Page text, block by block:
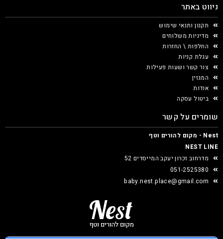
ניווט באתר
תקנון ותנאי שימוש
מדיניות משלוחים
החלפות \ החזרות
עגלת קניות
צור קשר ושעות פעילות
המגזין
אודות
ביטול עסקה
שומרים על קשר
Nest - מקום להורים וטף
NEST LINE
מדרחוב זכרון יעקב המייסדים 52
051-2525380
baby.nest.place@gmail.com